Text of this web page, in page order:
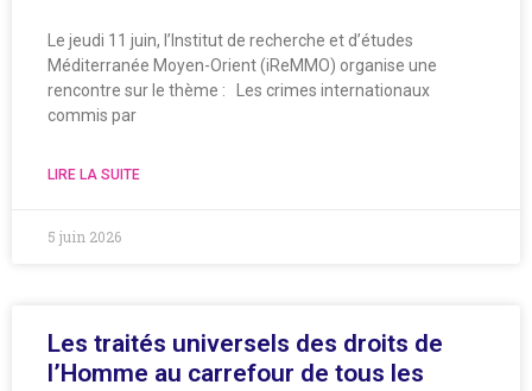
Le jeudi 11 juin, l’Institut de recherche et d’études
Méditerranée Moyen-Orient (iReMMO) organise une
rencontre sur le thème : Les crimes internationaux
commis par
LIRE LA SUITE
5 juin 2026
Les traités universels des droits de
l’Homme au carrefour de tous les